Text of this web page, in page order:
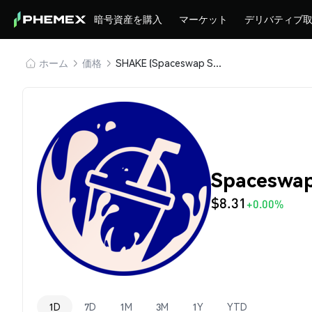
暗号資産を購入 マーケット デリバティブ
ホーム 価格 SHAKE (Spaceswap SHAKE)
$8.31+0.00%
1D 7D 1M 3M 1Y YTD